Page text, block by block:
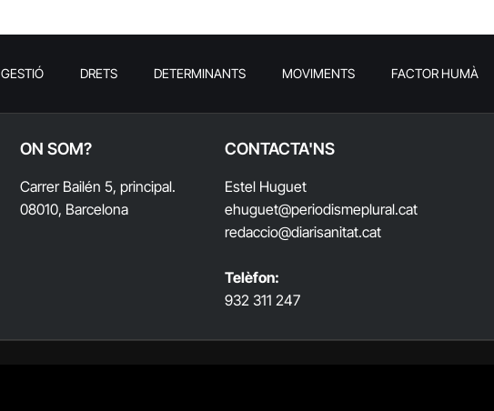
GESTIÓ DRETS DETERMINANTS MOVIMENTS FACTOR HUMÀ
ON SOM?
Carrer Bailén 5, principal.
08010, Barcelona
CONTACTA'NS
Estel Huguet
ehuguet@periodismeplural.cat
redaccio@diarisanitat.cat
Telèfon:
932 311 247